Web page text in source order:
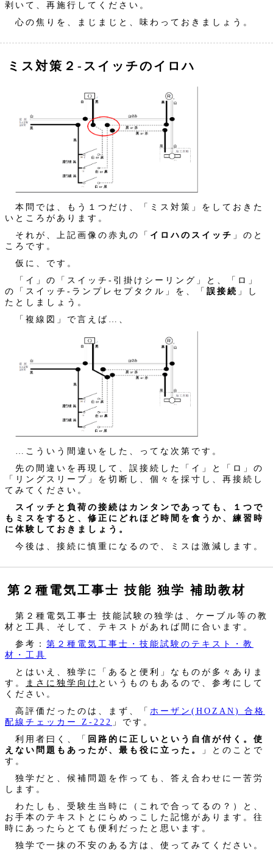
剥いて、再施行してください。
心の焦りを、まじまじと、味わっておきましょう。
ミス対策２‐スイッチのイロハ
本問では、もう１つだけ、「ミス対策」をしておきた
いところがあります。
それが、上記画像の赤丸の「 イロハのスイッチ 」のと
ころです。
仮に、です。
「イ」の「スイッチ‐引掛けシーリング」と、「ロ」
の「スイッチ‐ランプレセプタクル」を、「 誤接続 」し
たとしましょう。
「複線図」で言えば…、
…こういう間違いをした、ってな次第です。
先の間違いを再現して、誤接続した「イ」と「ロ」の
「リングスリーブ」を切断し、個々を採寸し、再接続し
てみてください。
スイッチと負荷の接続はカンタンであっても、１つで
もミスをすると、修正にどれほど時間を食うか、練習時
に体験しておきましょう。
今後は、接続に慎重になるので、ミスは激減します。
第２種電気工事士 技能 独学 補助教材
第２種電気工事士 技能試験の独学は、ケーブル等の教
材と工具、そして、テキストがあれば間に合います。
参考： 第２種電気工事士・技能試験のテキスト・教
材・工具
とはいえ、独学に「あると便利」なものが多々ありま
す。
まさに独学向け というものもあるので、参考にして
ください。
高評価だったのは、まず、「 ホーザン(HOZAN) 合格
配線チェッカー Z-222 」です。
利用者曰く、「 回路的に正しいという自信が付く。使
えない問題もあったが、最も役に立った。
」とのことで
す。
独学だと、候補問題を作っても、答え合わせに一苦労
します。
わたしも、受験生当時に（これで合ってるの？）と、
お手本のテキストとにらめっこした記憶があります。往
時にあったらとても便利だったと思います。
独学で一抹の不安のある方は、使ってみてください。